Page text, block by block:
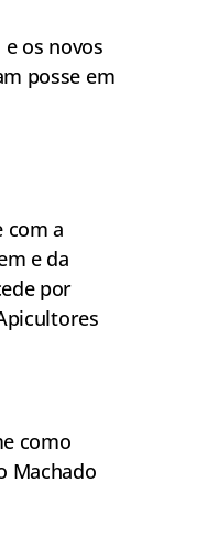
os novos
posse em
com a
e da
por
como
Machado